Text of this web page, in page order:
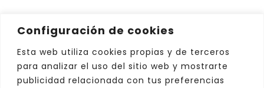
Configuración de cookies
Esta web utiliza cookies propias y de terceros
para analizar el uso del sitio web y mostrarte
publicidad relacionada con tus preferencias